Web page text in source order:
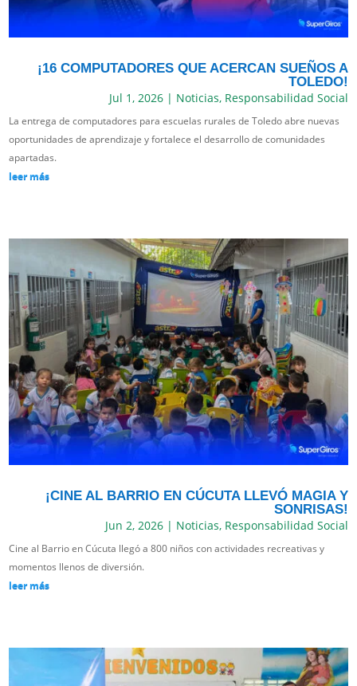
¡16 COMPUTADORES QUE ACERCAN SUEÑOS A
TOLEDO!
Jul 1, 2026| Noticias, Responsabilidad Social
La entrega de computadores para escuelas rurales de Toledo abre nuevas
oportunidades de aprendizaje y fortalece el desarrollo de comunidades
apartadas.
leer más
¡CINE AL BARRIO EN CÚCUTA LLEVÓ MAGIA Y
SONRISAS!
Jun 2, 2026| Noticias, Responsabilidad Social
Cine al Barrio en Cúcuta llegó a 800 niños con actividades recreativas y
momentos llenos de diversión.
leer más